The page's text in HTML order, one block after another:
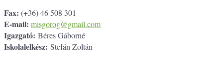
Fax: (+36) 46 508 301
E-mail: misgorog@gmail.com
Igazgató: Béres Gáborné
Iskolalelkész: Stefán Zoltán